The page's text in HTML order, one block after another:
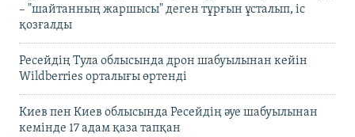
– "шайтанның жаршысы" деген тұрғын ұсталып, іс
қозғалды
Ресейдің Тула облысында дрон шабуылынан кейін
Wildberries орталығы өртенді
Киев пен Киев облысында Ресейдің әуе шабуылынан
кемінде 17 адам қаза тапқан